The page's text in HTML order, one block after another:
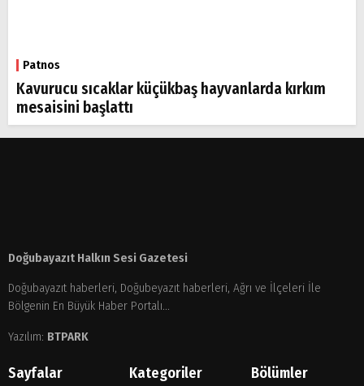
Patnos
Kavurucu sıcaklar küçükbaş hayvanlarda kırkım
mesaisini başlattı
Doğubayazıt Halkın Sesi Gazetesi
Doğubayazıt haberleri, Doğubeyazıt haberleri, Ağrı ve İlçeleri İle
Bölgenin En Büyük Haber Portalı...
Yazılım: BTPARK
Sayfalar Kategoriler Bölümler